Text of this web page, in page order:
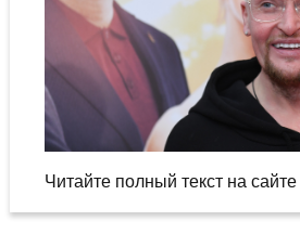
Читайте полный текст на сайте